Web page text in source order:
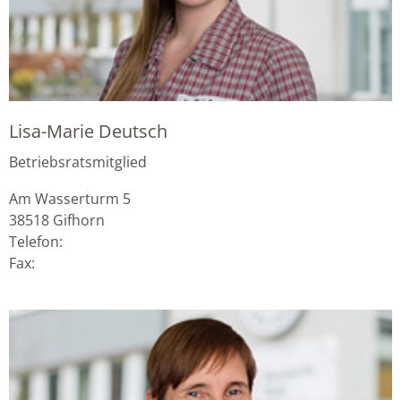
Lisa-Marie Deutsch
Betriebsratsmitglied
Am Wasserturm 5
38518 Gifhorn
Telefon:
Fax: